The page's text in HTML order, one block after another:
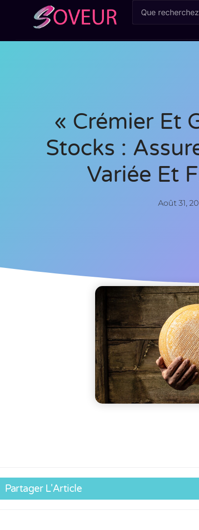
« Crémier Et
Stocks :
Variée Et
Août 31,
Partager L'Article